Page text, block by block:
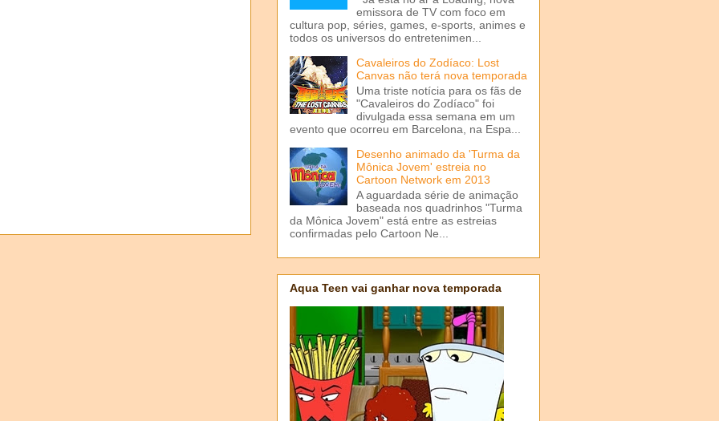
emissora de TV com foco em
cultura pop, séries, games, e-sports, animes e
todos os universos do entretenimen...
Cavaleiros do Zodíaco: Lost
Canvas não terá nova temporada
Uma triste notícia para os fãs de
"Cavaleiros do Zodíaco" foi
divulgada essa semana em um
evento que ocorreu em Barcelona, na Espa...
Desenho animado da 'Turma da
Mônica Jovem' estreia no
Cartoon Network em 2013
A aguardada série de animação
baseada nos quadrinhos "Turma
da Mônica Jovem" está entre as estreias
confirmadas pelo Cartoon Ne...
Aqua Teen vai ganhar nova temporada